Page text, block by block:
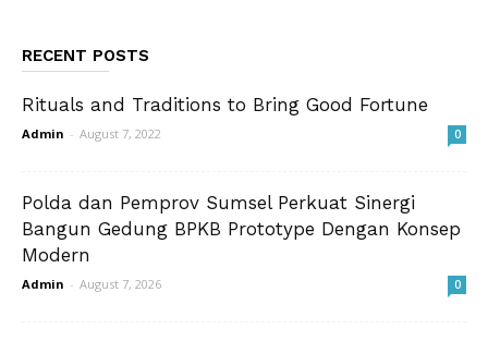
RECENT POSTS
Rituals and Traditions to Bring Good Fortune
Admin - August 7, 2022 0
Polda dan Pemprov Sumsel Perkuat Sinergi
Bangun Gedung BPKB Prototype Dengan Konsep
Modern
Admin - August 7, 2026 0